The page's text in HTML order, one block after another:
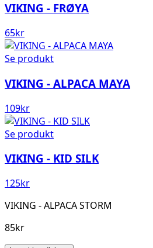
VIKING - FRØYA
65kr
Se produkt
VIKING - ALPACA MAYA
109kr
Se produkt
VIKING - KID SILK
125kr
VIKING - ALPACA STORM
85kr